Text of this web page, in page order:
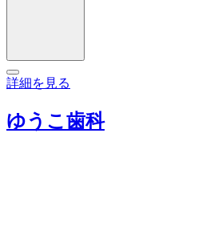
詳細を見る
ゆうこ歯科